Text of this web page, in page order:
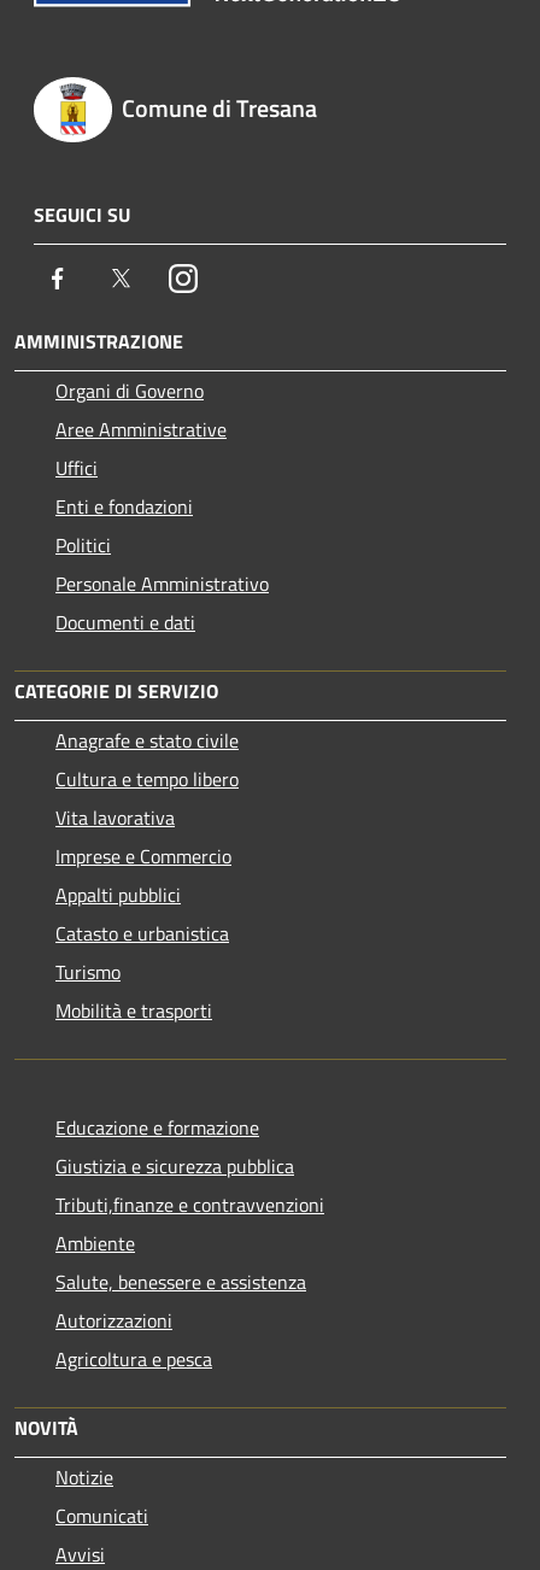
Comune di Tresana
SEGUICI SU
Facebook TwitterInstagram
AMMINISTRAZIONE
Organi di Governo
Aree Amministrative
Uffici
Enti e fondazioni
Politici
Personale Amministrativo
Documenti e dati
CATEGORIE DI SERVIZIO
Anagrafe e stato civile
Cultura e tempo libero
Vita lavorativa
Imprese e Commercio
Appalti pubblici
Catasto e urbanistica
Turismo
Mobilità e trasporti
Educazione e formazione
Giustizia e sicurezza pubblica
Tributi,finanze e contravvenzioni
Ambiente
Salute, benessere e assistenza
Autorizzazioni
Agricoltura e pesca
NOVITÀ
Notizie
Comunicati
Avvisi